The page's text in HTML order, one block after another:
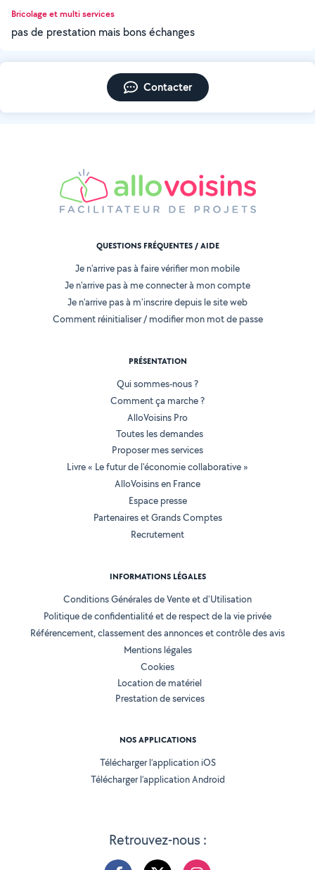
Bricolage et multi services
pas de prestation mais bons échanges
Contacter
Retrouvez-nous :
QUESTIONS FRÉQUENTES / AIDE
Je n'arrive pas à faire vérifier mon mobile
Je n'arrive pas à me connecter à mon compte
Je n'arrive pas à m'inscrire depuis le site web
Comment réinitialiser / modifier mon mot de passe
PRÉSENTATION
Qui sommes-nous ?
Comment ça marche ?
AlloVoisins Pro
Toutes les demandes
Proposer mes services
Livre « Le futur de l'économie collaborative »
AlloVoisins en France
Espace presse
Partenaires et Grands Comptes
Recrutement
INFORMATIONS LÉGALES
Conditions Générales de Vente et d'Utilisation
Politique de confidentialité et de respect de la vie privée
Référencement, classement des annonces et contrôle des avis
Mentions légales
Cookies
Location de matériel
Prestation de services
NOS APPLICATIONS
Télécharger l’application iOS
Télécharger l’application Android